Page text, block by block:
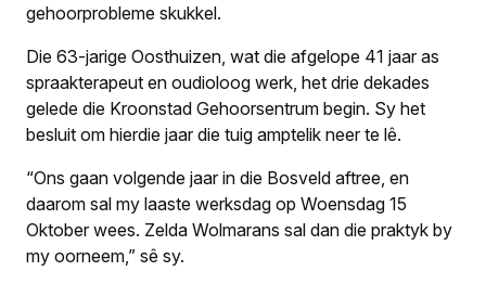
gehoorprobleme skukkel.
Die 63-jarige Oosthuizen, wat die afgelope 41 jaar as
spraakterapeut en oudioloog werk, het drie dekades
gelede die Kroonstad Gehoorsentrum begin. Sy het
besluit om hierdie jaar die tuig amptelik neer te lê.
“Ons gaan volgende jaar in die Bosveld aftree, en
daarom sal my laaste werksdag op Woensdag 15
Oktober wees. Zelda Wolmarans sal dan die praktyk by
my oorneem,” sê sy.